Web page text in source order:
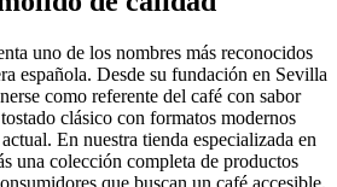
uno de los nombres más reconocidos
española. Desde su fundación en Sevilla
como referente del café con sabor
clásico con formatos modernos
En nuestra tienda especializada en
una colección completa de productos
que buscan un café accesible,